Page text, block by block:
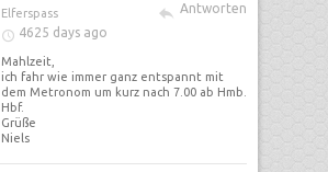
Elferspass
Antworten
4625 days ago
Mahlzeit,
ich fahr wie immer ganz entspannt mit
dem Metronom um kurz nach 7.00 ab Hmb.
Hbf.
Grüße
Niels